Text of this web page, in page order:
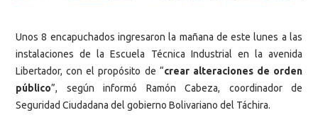
Unos 8 encapuchados ingresaron la mañana de este lunes a las
instalaciones de la Escuela Técnica Industrial en la avenida
Libertador, con el propósito de “crear alteraciones de orden
público”, según informó Ramón Cabeza, coordinador de
Seguridad Ciudadana del gobierno Bolivariano del Táchira.